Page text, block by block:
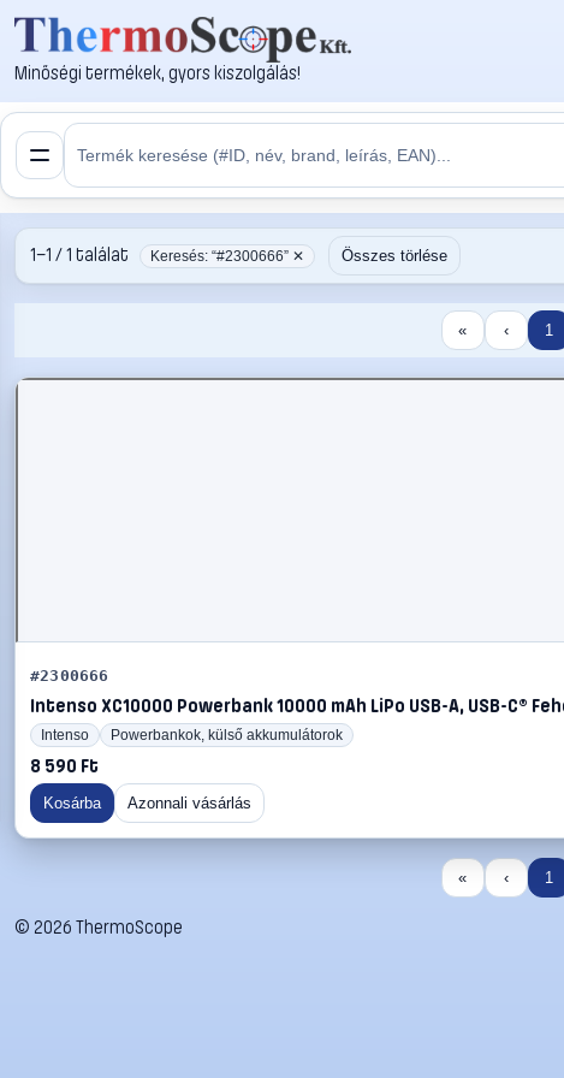
Minőségi termékek, gyors kiszolgálás!
1–1 / 1 találat Keresés: “#2300666” ✕ Összes törlése
« ‹ 1
#2300666
Intenso XC10000 Powerbank 10000 mAh LiPo USB-A, USB-C®
Intenso Powerbankok, külső akkumulátorok
8 590 Ft
Kosárba Azonnali vásárlás
« ‹ 1
© 2026 ThermoScope